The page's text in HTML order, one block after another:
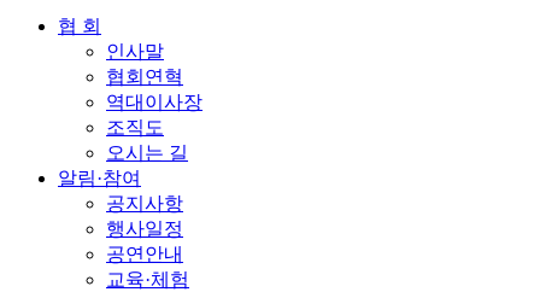
협 회
인사말
협회연혁
역대이사장
조직도
오시는 길
알림·참여
공지사항
행사일정
공연안내
교육·체험